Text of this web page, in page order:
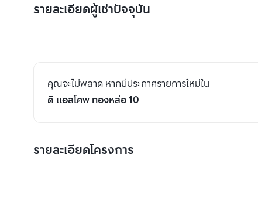
รายละเอียดผู้เช่าปัจจุบัน
คุณจะไม่พลาด หากมีประกาศรายการใหม่ใน
ดิ แอลโคพ ทองหล่อ 10
รายละเอียดโครงการ